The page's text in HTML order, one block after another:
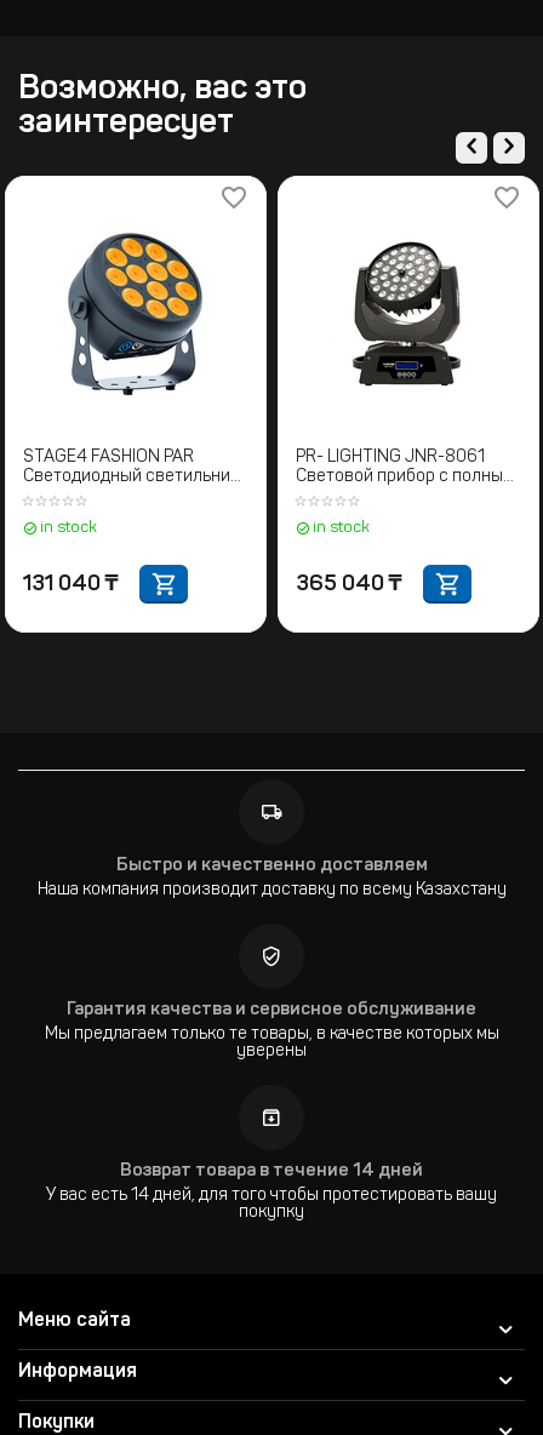
Возможно, вас это
заинтересует
STAGE4 FASHION PAR
Светодиодный светильник
LED PAR
in stock
131 040 ₸
PR- LIGHTING JNR-8061
Световой прибор с полным
движением
in stock
365 040 ₸
Быстро и качественно доставляем
Наша компания производит доставку по всему Казахстану
Гарантия качества и сервисное обслуживание
Мы предлагаем только те товары, в качестве которых мы
уверены
Возврат товара в течение 14 дней
У вас есть 14 дней, для того чтобы протестировать вашу
покупку
Меню сайта
Информация
Покупки